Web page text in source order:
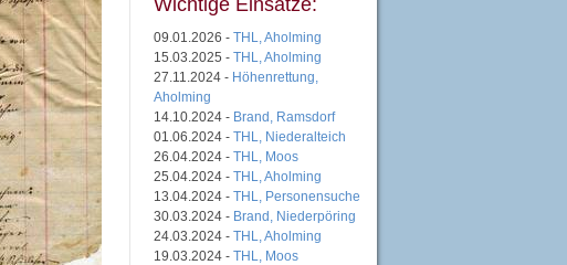
Wichtige Einsätze:
09.01.2026 - THL, Aholming
15.03.2025 - THL, Aholming
27.11.2024 - Höhenrettung,
Aholming
14.10.2024 - Brand, Ramsdorf
01.06.2024 - THL, Niederalteich
26.04.2024 - THL, Moos
25.04.2024 - THL, Aholming
13.04.2024 - THL, Personensuche
30.03.2024 - Brand, Niederpöring
24.03.2024 - THL, Aholming
19.03.2024 - THL, Moos